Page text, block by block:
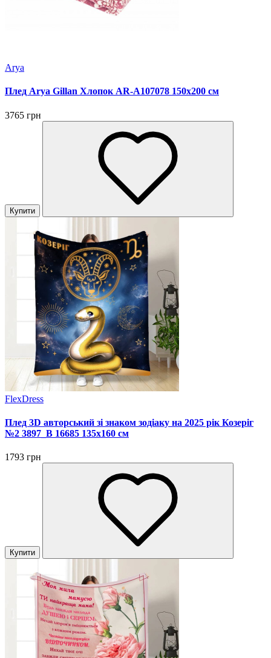
Arya
Плед Arya Gillan Хлопок AR-A107078 150x200 см
3765 грн
Купити
FlexDress
Плед 3D авторський зі знаком зодіаку на 2025 рік Козеріг
№2 3897_B 16685 135х160 см
1793 грн
Купити